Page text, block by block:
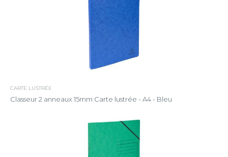
CARTE LUSTRÉE
Classeur 2 anneaux 15mm Carte lustrée - A4 - Bleu